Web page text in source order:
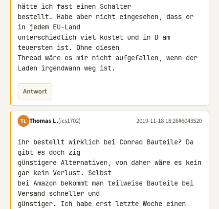
hätte ich fast einen Schalter
bestellt. Habe aber nicht eingesehen, dass er
in jedem EU-Land
unterschiedlich viel kostet und in D am
teuersten ist. Ohne diesen
Thread wäre es mir nicht aufgefallen, wenn der
Laden irgendwann weg ist.
Antwort
TL Thomas L.(ics1702) 2019-11-18 18:26#6043520
ihr bestellt wirklich bei Conrad Bauteile? Da
gibt es doch zig
günstigere Alternativen, von daher wäre es kein
gar kein Verlust. Selbst
bei Amazon bekommt man teilweise Bauteile bei
Versand schneller und
günstiger. Ich habe erst letzte Woche einen